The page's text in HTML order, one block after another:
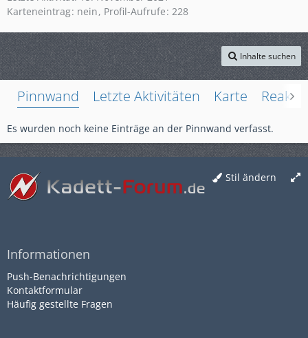
Karteneintrag nein Profil-Aufrufe 228
Inhalte suchen
Pinnwand Letzte Aktivitäten Karte
Es wurden noch keine Einträge an der Pinnwand verfasst.
Stil ändern
Informationen
Push-Benachrichtigungen
Kontaktformular
Häufig gestellte Fragen